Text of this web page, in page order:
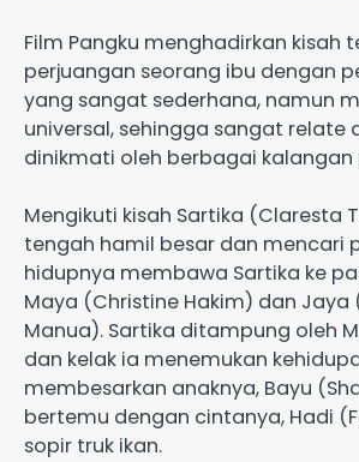
Film Pangku menghadirkan kisah
perjuangan seorang ibu dengan
yang sangat sederhana, namun
universal, sehingga sangat relate
dinikmati oleh berbagai kalangan
Mengikuti kisah Sartika (Claresta
tengah hamil besar dan mencari
hidupnya membawa Sartika ke
Maya (Christine Hakim) dan Jaya
Manua). Sartika ditampung oleh
dan kelak ia menemukan
membesarkan anaknya, Bayu
bertemu dengan cintanya, Hadi
sopir truk ikan.